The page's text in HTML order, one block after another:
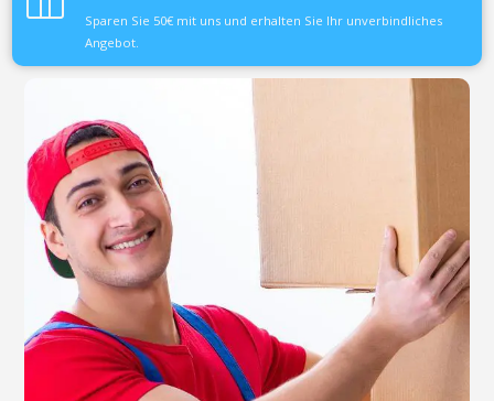
Sparen Sie 50€ mit uns und erhalten Sie Ihr unverbindliches
Angebot.